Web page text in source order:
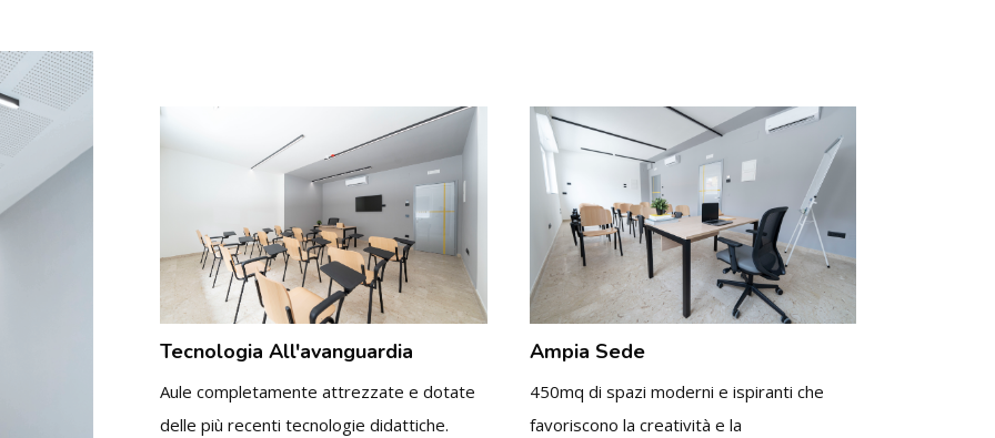
Tecnologia All'avanguardia
Aule completamente attrezzate e dotate
delle più recenti tecnologie didattiche.
Ampia Sede
450mq di spazi moderni e ispiranti che
favoriscono la creatività e la